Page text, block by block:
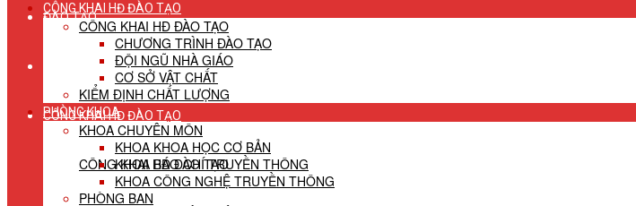
ĐÀO TẠO
TUYỂN SINH
CÔNG KHAI HĐ ĐÀO TẠO
CÔNG KHAI HĐ ĐÀO TẠO
CÔNG KHAI HĐ ĐÀO TẠO
CÔNG KHAI HĐ ĐÀO TẠO
CHƯƠNG TRÌNH ĐÀO TẠO
ĐỘI NGŨ NHÀ GIÁO
CƠ SỞ VẬT CHẤT
KIỂM ĐỊNH CHẤT LƯỢNG
PHÒNG KHOA
KHOA CHUYÊN MÔN
KHOA KHOA HỌC CƠ BẢN
KHOA BÁO CHÍ TRUYỀN THÔNG
KHOA CÔNG NGHỆ TRUYỀN THÔNG
PHÒNG BAN